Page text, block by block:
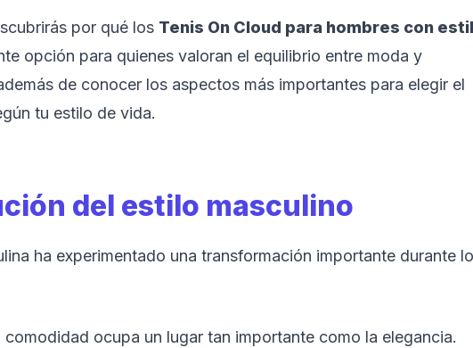
por qué los Tenis On Cloud para hombres con
opción para quienes valoran el equilibrio entre moda y
de conocer los aspectos más importantes para elegir el
tu estilo de vida.
del estilo masculino
ha experimentado una transformación importante durante
comodidad ocupa un lugar tan importante como la elegancia.